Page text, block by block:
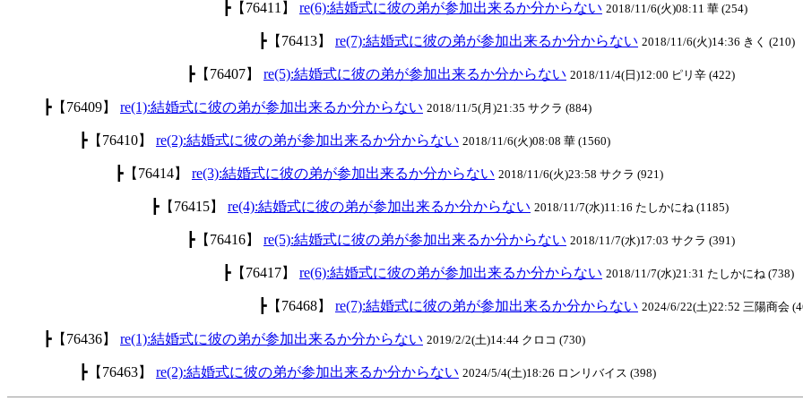
┣【76411】 re(6):結婚式に彼の弟が参加出来るか分からない 2018/11/6(火)08:11 華 (254)
┣【76413】 re(7):結婚式に彼の弟が参加出来るか分からない 2018/11/6(火)14:36 きく (210)
┣【76407】 re(5):結婚式に彼の弟が参加出来るか分からない 2018/11/4(日)12:00 ピリ辛 (422)
┣【76409】 re(1):結婚式に彼の弟が参加出来るか分からない 2018/11/5(月)21:35 サクラ (884)
┣【76410】 re(2):結婚式に彼の弟が参加出来るか分からない 2018/11/6(火)08:08 華 (1560)
┣【76414】 re(3):結婚式に彼の弟が参加出来るか分からない 2018/11/6(火)23:58 サクラ (921)
┣【76415】 re(4):結婚式に彼の弟が参加出来るか分からない 2018/11/7(水)11:16 たしかにね (1185)
┣【76416】 re(5):結婚式に彼の弟が参加出来るか分からない 2018/11/7(水)17:03 サクラ (391)
┣【76417】 re(6):結婚式に彼の弟が参加出来るか分からない 2018/11/7(水)21:31 たしかにね (738)
┣【76468】 re(7):結婚式に彼の弟が参加出来るか分からない 2024/6/22(土)22:52 三陽商会
┣【76436】 re(1):結婚式に彼の弟が参加出来るか分からない 2019/2/2(土)14:44 クロコ (730)
┣【76463】 re(2):結婚式に彼の弟が参加出来るか分からない 2024/5/4(土)18:26 ロンリバイス (398)